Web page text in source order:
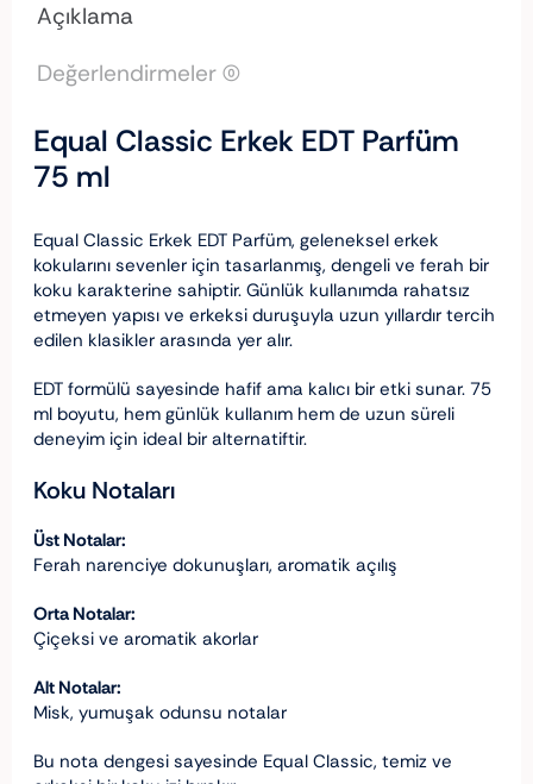
Açıklama
Değerlendirmeler (0)
Equal Classic Erkek EDT Parfüm
75 ml
Equal Classic Erkek EDT Parfüm, geleneksel erkek
kokularını sevenler için tasarlanmış, dengeli ve ferah bir
koku karakterine sahiptir. Günlük kullanımda rahatsız
etmeyen yapısı ve erkeksi duruşuyla uzun yıllardır tercih
edilen klasikler arasında yer alır.
EDT formülü sayesinde hafif ama kalıcı bir etki sunar. 75
ml boyutu, hem günlük kullanım hem de uzun süreli
deneyim için ideal bir alternatiftir.
Koku Notaları
Üst Notalar:
Ferah narenciye dokunuşları, aromatik açılış
Orta Notalar:
Çiçeksi ve aromatik akorlar
Alt Notalar:
Misk, yumuşak odunsu notalar
Bu nota dengesi sayesinde Equal Classic, temiz ve